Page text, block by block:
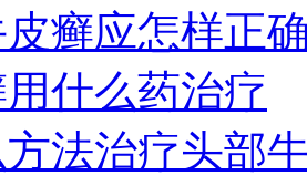
皮癣应怎样正
用什么药治疗
方法治疗头部